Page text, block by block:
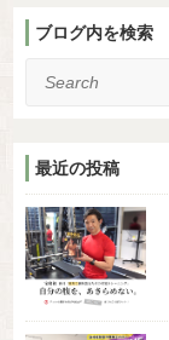
ブログ内を検索
Search
最近の投稿